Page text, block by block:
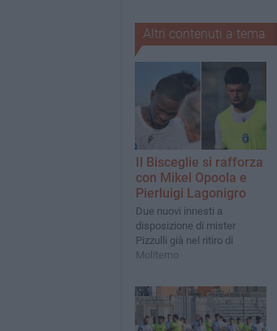
Altri contenuti a tema
Il Bisceglie si rafforza
con Mikel Opoola e
Pierluigi Lagonigro
Due nuovi innesti a
disposizione di mister
Pizzulli già nel ritiro di
Moliterno